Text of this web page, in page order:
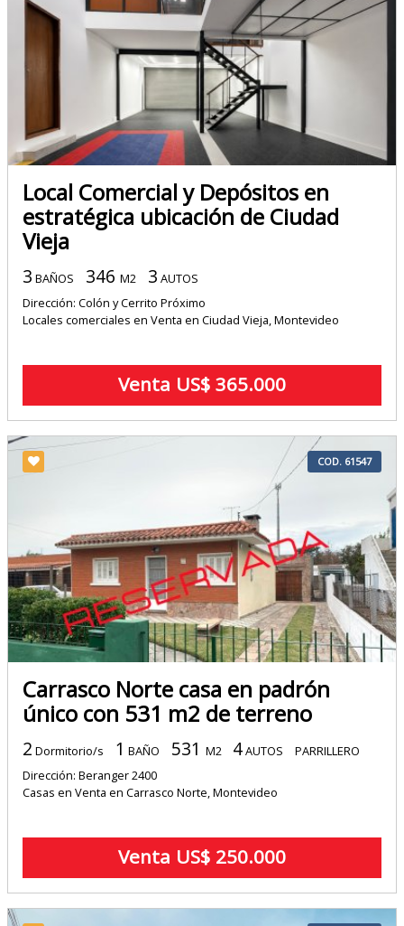
Local Comercial y Depósitos en
estratégica ubicación de Ciudad
Vieja
3 BAÑOS 346 M2 3 AUTOS
Dirección: Colón y Cerrito Próximo
Locales comerciales en Venta en Ciudad Vieja, Montevideo
Venta US$ 365.000
COD. 61547
Carrasco Norte casa en padrón
único con 531 m2 de terreno
2 Dormitorio/s 1 BAÑO 531 M2 4AUTOS
PARRILLERO
Dirección: Beranger 2400
Casas en Venta en Carrasco Norte, Montevideo
Venta US$ 250.000